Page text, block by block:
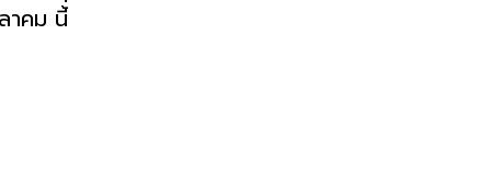
าคม นี้่